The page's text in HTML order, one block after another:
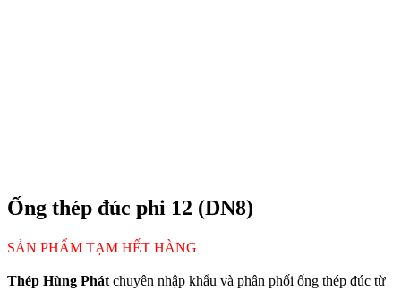
Ống thép đúc phi 12 (DN8)
SẢN PHẨM TẠM HẾT HÀNG
Thép Hùng Phát chuyên nhập khẩu và phân phối ống thép đúc từ